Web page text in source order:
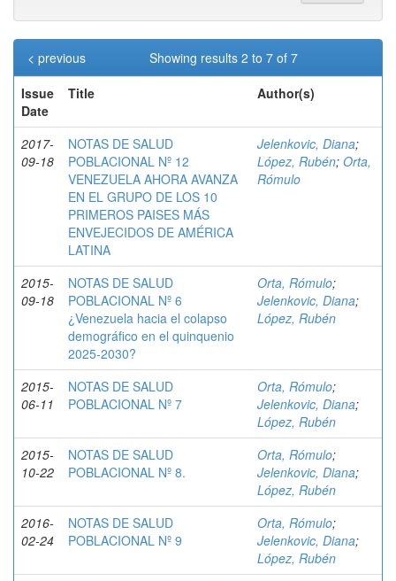
Showing results 2 to 7 of 7
< previous
Issue
Date
Title Author(s)
2017-
09-18
NOTAS DE SALUD
POBLACIONAL Nº 12
VENEZUELA AHORA AVANZA
EN EL GRUPO DE LOS 10
PRIMEROS PAISES MÁS
ENVEJECIDOS DE AMÉRICA
LATINA
Jelenkovic, Diana;
López, Rubén; Orta,
Rómulo
2015-
09-18
NOTAS DE SALUD
POBLACIONAL Nº 6
¿Venezuela hacia el colapso
demográfico en el quinquenio
2025-2030?
Orta, Rómulo;
Jelenkovic, Diana;
López, Rubén
2015-
06-11
NOTAS DE SALUD
POBLACIONAL Nº 7
Orta, Rómulo;
Jelenkovic, Diana;
López, Rubén
2015-
10-22
NOTAS DE SALUD
POBLACIONAL Nº 8.
Orta, Rómulo;
Jelenkovic, Diana;
López, Rubén
2016-
02-24
NOTAS DE SALUD
POBLACIONAL Nº 9
Orta, Rómulo;
Jelenkovic, Diana;
López, Rubén